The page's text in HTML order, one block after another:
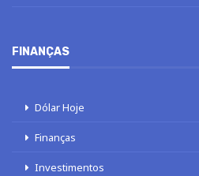
FINANÇAS
Dólar Hoje
Finanças
Investimentos